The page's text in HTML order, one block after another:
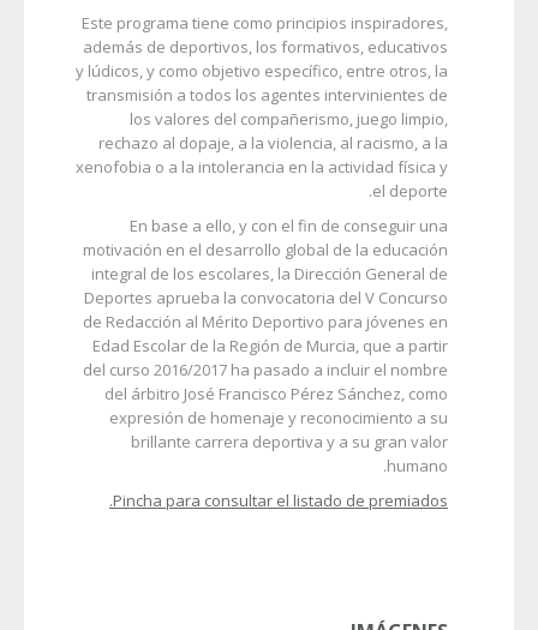
Este programa tiene como principios inspiradores,
además de deportivos, los formativos, educativos
y lúdicos, y como objetivo específico, entre otros, la
transmisión a todos los agentes intervinientes de
los valores del compañerismo, juego limpio,
rechazo al dopaje, a la violencia, al racismo, a la
xenofobia o a la intolerancia en la actividad física y
el deporte.
En base a ello, y con el fin de conseguir una
motivación en el desarrollo global de la educación
integral de los escolares, la Dirección General de
Deportes aprueba la convocatoria del V Concurso
de Redacción al Mérito Deportivo para jóvenes en
Edad Escolar de la Región de Murcia, que a partir
del curso 2016/2017 ha pasado a incluir el nombre
del árbitro José Francisco Pérez Sánchez, como
expresión de homenaje y reconocimiento a su
brillante carrera deportiva y a su gran valor
humano.
Pincha para consultar el listado de premiados.